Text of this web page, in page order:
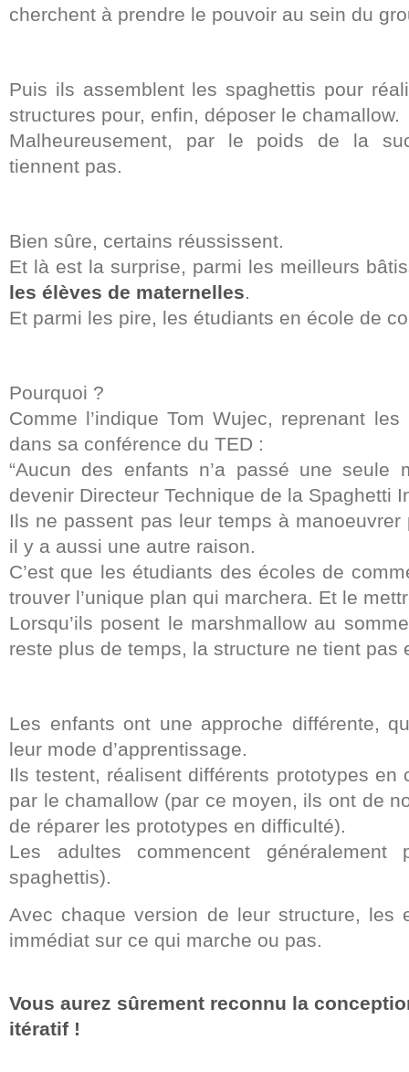
cherchent à prendre le pouvoir au sein du
Puis ils assemblent les spaghettis pour
structures pour, enfin, déposer le chamallow.
Malheureusement, par le poids de la
tiennent pas.
Bien sûre, certains réussissent.
Et là est la surprise, parmi les meilleurs
les élèves de maternelles.
Et parmi les pire, les étudiants en école de
Pourquoi ?
Comme l’indique Tom Wujec, reprenant
dans sa conférence du TED :
“Aucun des enfants n’a passé une seule
devenir Directeur Technique de la Spaghetti
Ils ne passent pas leur temps à
il y a aussi une autre raison.
C’est que les étudiants des écoles de
trouver l’unique plan qui marchera. Et le
Lorsqu’ils posent le marshmallow au
reste plus de temps, la structure ne tient pas
Les enfants ont une approche différente,
leur mode d’apprentissage.
Ils testent, réalisent différents prototypes en
par le chamallow (par ce moyen, ils ont de
de réparer les prototypes en difficulté).
Les adultes commencent
spaghettis).
Avec chaque version de leur structure, les
immédiat sur ce qui marche ou pas.
Vous aurez sûrement reconnu la
itératif !